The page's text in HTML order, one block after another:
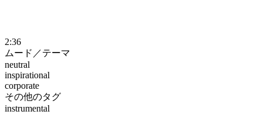
2:36
ムード／テーマ
neutral
inspirational
corporate
その他のタグ
instrumental